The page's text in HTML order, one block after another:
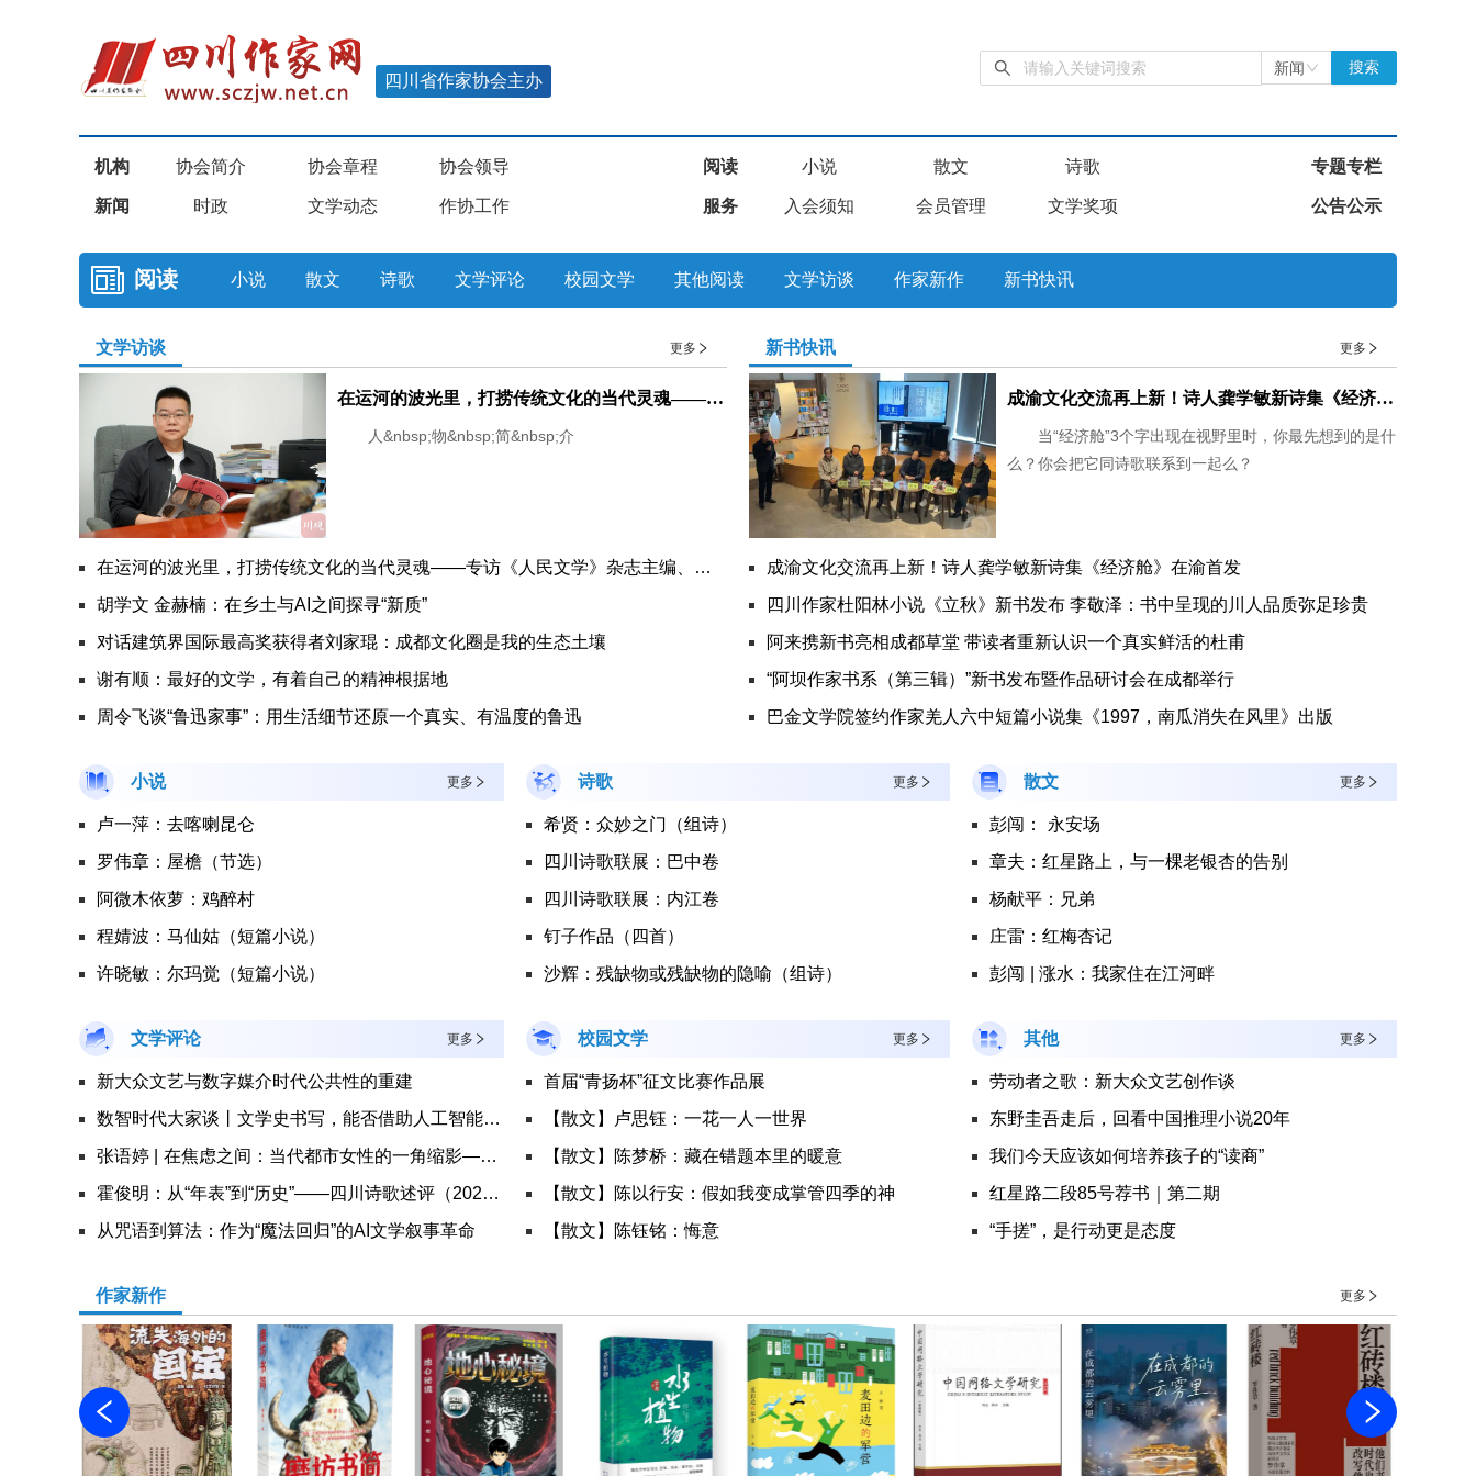
四川省作家协会主办
新闻 搜索
机构 协会简介 协会章程 协会领导 阅读 小说 散文 诗歌 专题专栏
新闻 时政 文学动态 作协工作 服务 入会须知 会员管理 文学奖项 公告公示
阅读 小说 散文 诗歌 文学评论 校园文学 其他阅读 文学访谈 作家新作 新书快讯
文学访谈 更多
在运河的波光里，打捞传统文化的当代灵魂——专访《人民文学》杂志主编、茅盾文学奖得主徐则臣
人&nbsp;物&nbsp;简&nbsp;介
在运河的波光里，打捞传统文化的当代灵魂——专访《人民文学》杂志主编、茅盾文学奖得主徐则臣
胡学文 金赫楠：在乡土与AI之间探寻“新质”
对话建筑界国际最高奖获得者刘家琨：成都文化圈是我的生态土壤
谢有顺：最好的文学，有着自己的精神根据地
周令飞谈“鲁迅家事”：用生活细节还原一个真实、有温度的鲁迅
新书快讯 更多
成渝文化交流再上新！诗人龚学敏新诗集《经济舱》在渝首发
当“经济舱”3个字出现在视野里时，你最先想到的是什
么？你会把它同诗歌联系到一起么？
成渝文化交流再上新！诗人龚学敏新诗集《经济舱》在渝首发
四川作家杜阳林小说《立秋》新书发布 李敬泽：书中呈现的川人品质弥足珍贵
阿来携新书亮相成都草堂 带读者重新认识一个真实鲜活的杜甫
“阿坝作家书系（第三辑）”新书发布暨作品研讨会在成都举行
巴金文学院签约作家羌人六中短篇小说集《1997，南瓜消失在风里》出版
小说 更多
卢一萍：去喀喇昆仑
罗伟章：屋檐（节选）
阿微木依萝：鸡醉村
程婧波：马仙姑（短篇小说）
许晓敏：尔玛觉（短篇小说）
诗歌 更多
希贤：众妙之门（组诗）
四川诗歌联展：巴中卷
四川诗歌联展：内江卷
钉子作品（四首）
沙辉：残缺物或残缺物的隐喻（组诗）
散文 更多
彭闯： 永安场
章夫：红星路上，与一棵老银杏的告别
杨献平：兄弟
庄雷：红梅杏记
彭闯 | 涨水：我家住在江河畔
文学评论 更多
新大众文艺与数字媒介时代公共性的重建
数智时代大家谈丨文学史书写，能否借助人工智能破局？
张语婷 | 在焦虑之间：当代都市女性的一角缩影——评任皓小说《精致的泡泡莉》
霍俊明：从“年表”到“历史”——四川诗歌述评（2020—2025）
从咒语到算法：作为“魔法回归”的AI文学叙事革命
校园文学 更多
首届“青扬杯”征文比赛作品展
【散文】卢思钰：一花一人一世界
【散文】陈梦桥：藏在错题本里的暖意
【散文】陈以行安：假如我变成掌管四季的神
【散文】陈钰铭：悔意
其他 更多
劳动者之歌：新大众文艺创作谈
东野圭吾走后，回看中国推理小说20年
我们今天应该如何培养孩子的“读商”
红星路二段85号荐书｜第二期
“手搓”，是行动更是态度
作家新作 更多